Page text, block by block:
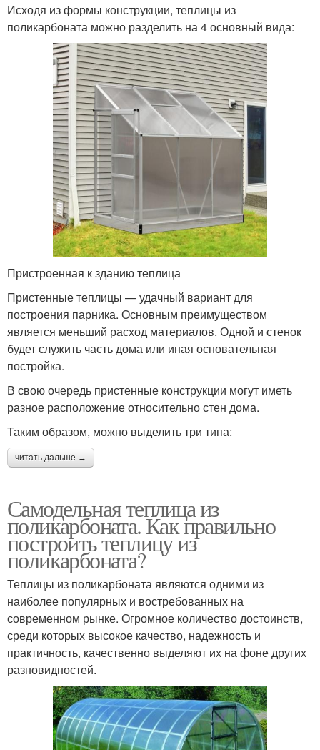
Исходя из формы конструкции, теплицы из
поликарбоната можно разделить на 4 основный вида:
Пристроенная к зданию теплица
Пристенные теплицы — удачный вариант для
построения парника. Основным преимуществом
является меньший расход материалов. Одной и стенок
будет служить часть дома или иная основательная
постройка.
В свою очередь пристенные конструкции могут иметь
разное расположение относительно стен дома.
Таким образом, можно выделить три типа:
читать дальше →
Самодельная теплица из
поликарбоната. Как правильно
построить теплицу из
поликарбоната?
Теплицы из поликарбоната являются одними из
наиболее популярных и востребованных на
современном рынке. Огромное количество достоинств,
среди которых высокое качество, надежность и
практичность, качественно выделяют их на фоне других
разновидностей.